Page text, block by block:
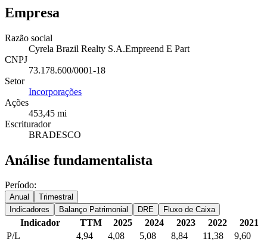
Empresa
Razão social
Cyrela Brazil Realty S.A.Empreend E Part
CNPJ
73.178.600/0001-18
Setor
Incorporações
Ações
453,45 mi
Escriturador
BRADESCO
Análise fundamentalista
Período:
Anual
Trimestral
Indicadores
Balanço Patrimonial DRE Fluxo de Caixa
Indicador TTM 2025 2024 2023 2022
2021
P/L
4,94 4,08 5,08 8,84 11,38
9,60